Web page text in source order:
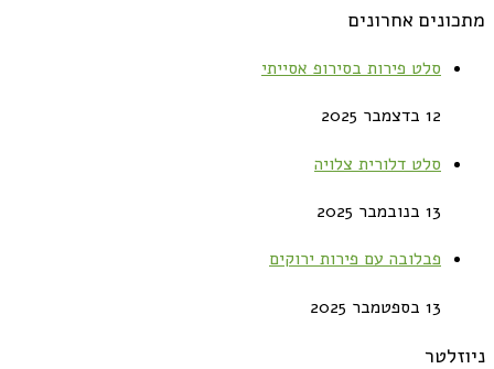
מתכונים אחרונים
סלט פירות בסירופ אסייתי
12 בדצמבר 2025
סלט דלורית צלויה
13 בנובמבר 2025
פבלובה עם פירות ירוקים
13 בספטמבר 2025
ניוזלטר